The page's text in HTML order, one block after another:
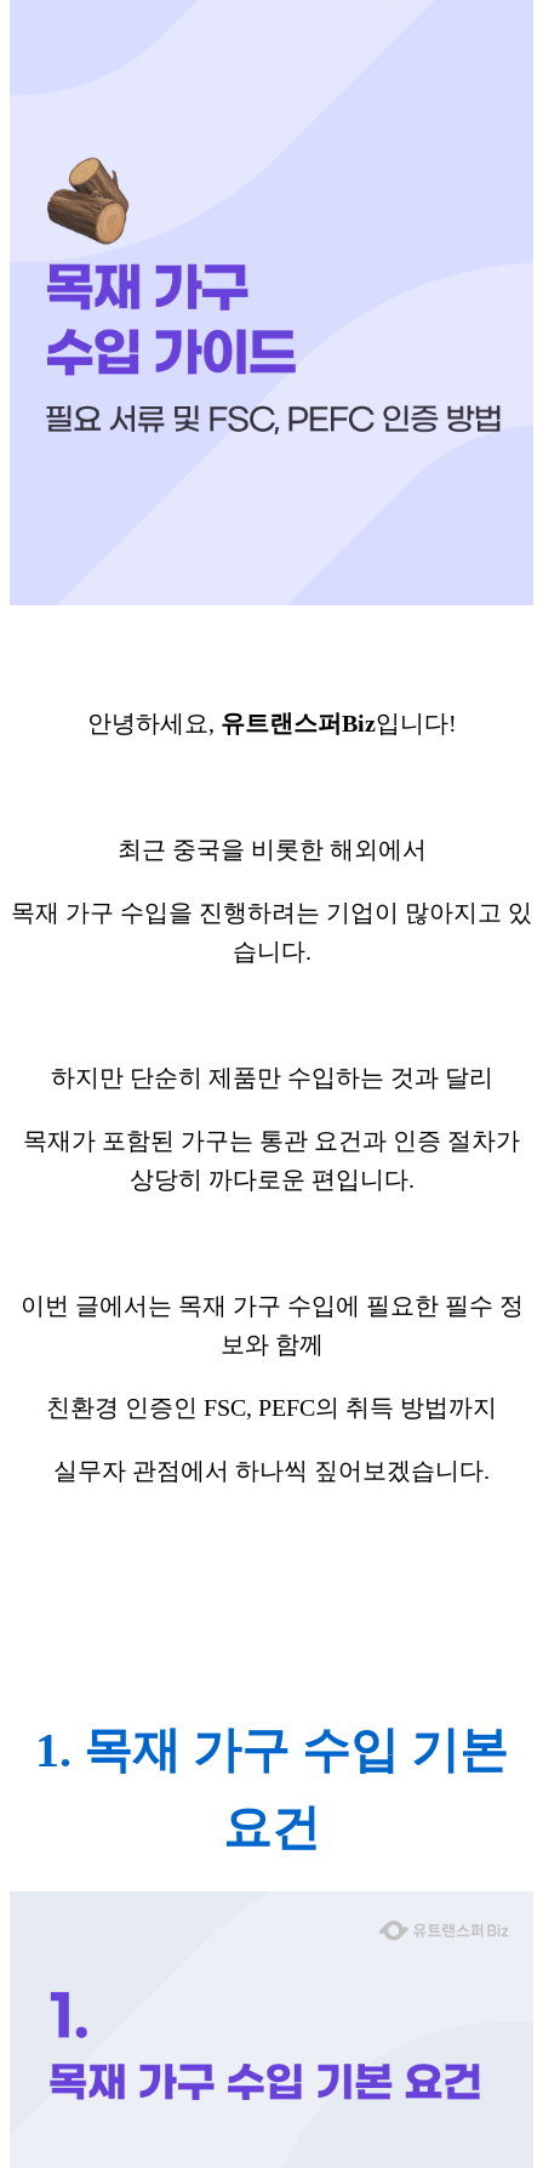
안녕하세요, 유트랜스퍼Biz입니다!
최근 중국을 비롯한 해외에서
목재 가구 수입을 진행하려는 기업이 많아지고 있
습니다.
하지만 단순히 제품만 수입하는 것과 달리
목재가 포함된 가구는 통관 요건과 인증 절차가
상당히 까다로운 편입니다.
이번 글에서는 목재 가구 수입에 필요한 필수 정
보와 함께
친환경 인증인 FSC, PEFC의 취득 방법까지
실무자 관점에서 하나씩 짚어보겠습니다.
1. 목재 가구 수입 기본
요건